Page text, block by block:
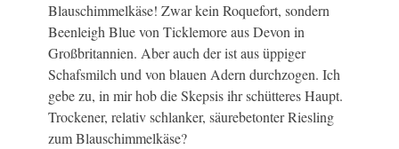
Blauschimmelkäse! Zwar kein Roquefort, sondern
Beenleigh Blue von Ticklemore aus Devon in
Großbritannien. Aber auch der ist aus üppiger
Schafsmilch und von blauen Adern durchzogen. Ich
gebe zu, in mir hob die Skepsis ihr schütteres Haupt.
Trockener, relativ schlanker, säurebetonter Riesling
zum Blauschimmelkäse?